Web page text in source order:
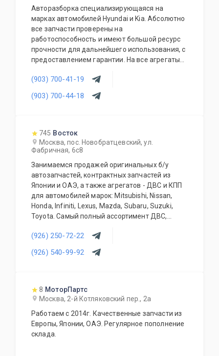
Авторазборка специализирующаяся на
марках автомобилей Hyundai и Kia. Абсолютно
все запчасти проверены на
работоспособность и имеют большой ресурс
прочности для дальнейшего использования, с
предоставлением гарантии. На все агрегаты
установку. Наши специалисты имеют большой
и много-профильный опыт работы в данной
деятельности. Мы всегда готовы Вас
оптимальному для Вас бюджету.
(903) 700-41-19
(903) 700-44-18
745 Восток
Москва, пос. Новобратцевский, ул.
Фабричная, 6с8
Занимаемся продажей оригинальных б/у
автозапчастей, контрактных запчастей из
Японии и ОАЭ, а также агрегатов - ДВС и КПП
для автомобилей марок: Mitsubishi, Nissan,
Honda, Infiniti, Lexus, Mazda, Subaru, Suzuki,
Toyota. Самый полный ассортимент ДВС,
прочего. Предоставляется гарантия качества
на всю продукцию. Приемлемые цены и
система скидок для постоянных и оптовых
(926) 250-72-22
(926) 540-99-92
8 МоторПартс
Москва, 2-й Котляковский пер., 2а
Работаем с 2014г. Качественные запчасти из
Европы, Японии, ОАЭ. Регулярное пополнение
склада.